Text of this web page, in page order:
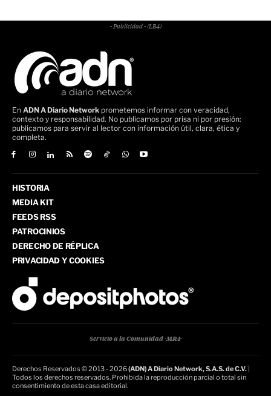
- Publicidad - (LB4)
En ADN A Diario Network prometemos informar con veracidad,
contexto y responsabilidad. No publicamos por prisa ni por presión:
publicamos para servir al lector con información útil, clara, ética y
completa.
HISTORIA
MEDIA KIT
FEEDS RSS
PATROCINIOS
DERECHO DE RÉPLICA
PRIVACIDAD Y COOKIES
Servicio a la Comunidad -MR4-
Derechos Reservados © 2013 - 2026(ADN) A Diario Network, S.A.S. de C.V.
Todos los derechos reservados. Prohibida la reproducción parcial o total sin
consentimiento de esta casa editorial.